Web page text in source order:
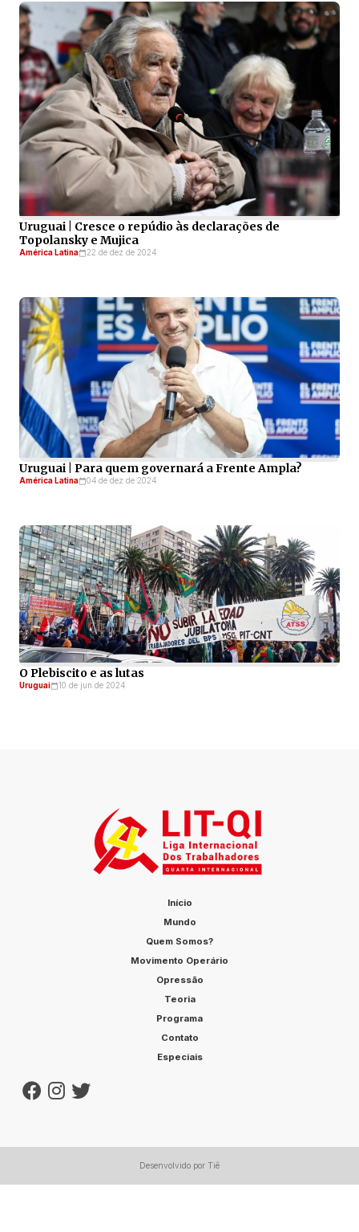
Uruguai | Cresce o repúdio às declarações de
Topolansky e Mujica
América Latina 22 de dez de 2024
Uruguai | Para quem governará a Frente Ampla?
América Latina 04 de dez de 2024
O Plebiscito e as lutas
Uruguai 10 de jun de 2024
Início
Mundo
Quem Somos?
Movimento Operário
Opressão
Teoria
Programa
Contato
Especiais
Desenvolvido por Tiê